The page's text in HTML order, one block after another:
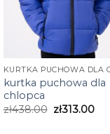
kurtka puchowa dla
chlopca
zł438.00 zł313.00